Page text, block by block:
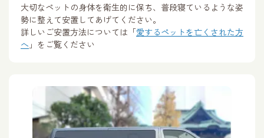
大切なペットの身体を衛生的に保ち、普段寝ているような姿
勢に整えて安置してあげてください。
詳しいご安置方法については「愛するペットを亡くされた方
へ 」をご覧ください